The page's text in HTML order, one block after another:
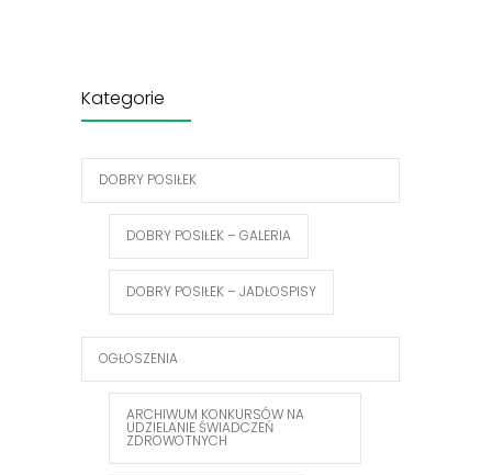
Kategorie
DOBRY POSIŁEK
DOBRY POSIŁEK – GALERIA
DOBRY POSIŁEK – JADŁOSPISY
OGŁOSZENIA
ARCHIWUM KONKURSÓW NA
UDZIELANIE ŚWIADCZEŃ
ZDROWOTNYCH